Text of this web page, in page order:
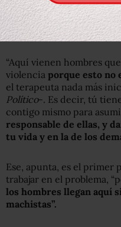
Rubén Guzmánes un
Gendes que trabaja “con
ejercer violencia”.
“Aquí vienen hombres
violencia porque esto no
el terapeuta nada más
Político-. Es decir, tú
contigo mismo para
responsable de ellas, y
tu vida y en la de los
Ese, apunta, es el primer
trabajar en el problema,
los hombres llegan aquí
machistas”.